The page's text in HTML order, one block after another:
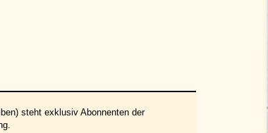
steht exklusiv Abonnenten der